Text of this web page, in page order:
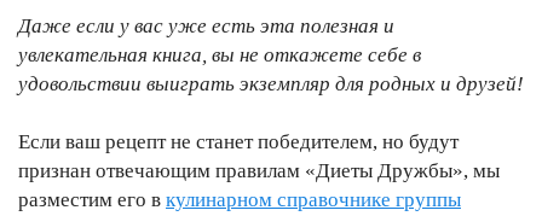
Даже если у вас уже есть эта полезная и
увлекательная книга, вы не откажете себе в
удовольствии выиграть экземпляр для родных и друзей!
Если ваш рецепт не станет победителем, но будут
признан отвечающим правилам «Диеты Дружбы», мы
разместим его в кулинарном справочнике группы